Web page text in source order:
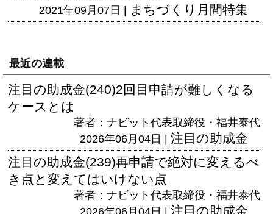
2021年09月07日 | まちづくり月間特集
最近の連載
注目の助成金(240)2回目申請が難しくなる
ケースとは
著者：ナビット代表取締役・福井泰代
2026年06月04日 | 注目の助成金
注目の助成金(239)再申請で絶対に変えるべ
き点と変えてはいけない点
著者：ナビット代表取締役・福井泰代
2026年06月04日 | 注目の助成金